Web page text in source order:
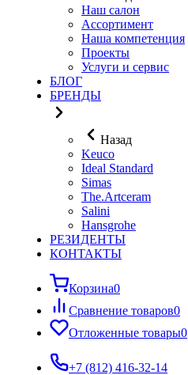
Наш салон
Ассортимент
Наша компетенция
Проекты
Услуги и сервис
БЛОГ
БРЕНДЫ
Назад
Keuco
Ideal Standard
Simas
The.Artceram
Salini
Hansgrohe
РЕЗИДЕНТЫ
КОНТАКТЫ
Корзина0
Сравнение товаров0
Отложенные товары0
+7 (812) 416-32-14